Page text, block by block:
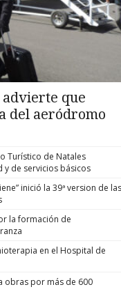
advierte que
del aeródromo
Turístico de Natales
y de servicios básicos
inició la 39ª version de las
la formación de
en el Hospital de
obras por más de 600